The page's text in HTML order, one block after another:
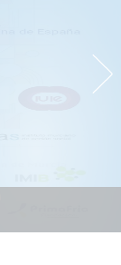
Trabajar juntos